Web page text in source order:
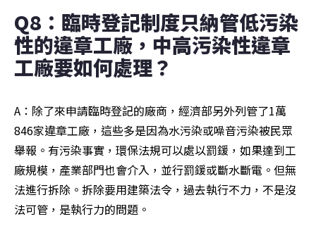
Q8：臨時登記制度只納管低污染
性的違章工廠，中高污染性違章
工廠要如何處理？
A：除了來申請臨時登記的廠商，經濟部另外列管了1萬
846家違章工廠，這些多是因為水污染或噪音污染被民眾
舉報。有污染事實，環保法規可以處以罰鍰，如果達到工
廠規模，產業部門也會介入，並行罰鍰或斷水斷電。但無
法進行拆除。拆除要用建築法令，過去執行不力，不是沒
法可管，是執行力的問題。